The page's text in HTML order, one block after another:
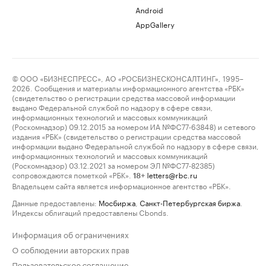
Android
AppGallery
© ООО «БИЗНЕСПРЕСС», АО «РОСБИЗНЕСКОНСАЛТИНГ», 1995–
2026. Сообщения и материалы информационного агентства «РБК»
(свидетельство о регистрации средства массовой информации
выдано Федеральной службой по надзору в сфере связи,
информационных технологий и массовых коммуникаций
(Роскомнадзор) 09.12.2015 за номером ИА №ФС77-63848) и сетевого
издания «РБК» (свидетельство о регистрации средства массовой
информации выдано Федеральной службой по надзору в сфере связи,
информационных технологий и массовых коммуникаций
(Роскомнадзор) 03.12.2021 за номером ЭЛ №ФС77-82385)
сопровождаются пометкой «РБК».
18+ letters@rbc.ru
Владельцем сайта является информационное агентство «РБК».
Данные предоставлены: Мосбиржа Санкт-Петербургская биржа
Индексы облигаций предоставлены Cbonds.
Информация об ограничениях
О соблюдении авторских прав